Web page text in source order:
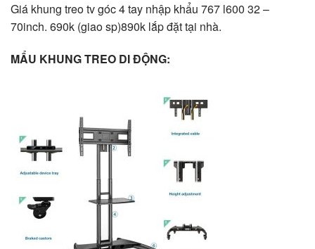
Giá khung treo tv góc 4 tay nhập khẩu 767 l600 32 –
70inch. 690k (giao sp)890k lắp đặt tại nhà.
MẨU KHUNG TREO DI ĐỘNG: